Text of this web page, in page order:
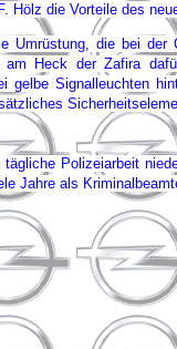
Hölz die Vorteile des
Umrüstung, die bei
Heck der Zafira
gelbe Signalleuchten
Polizeiarbeit
Jahre als